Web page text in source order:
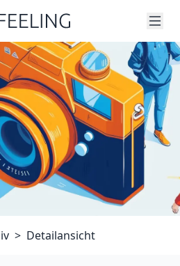
Detailansicht